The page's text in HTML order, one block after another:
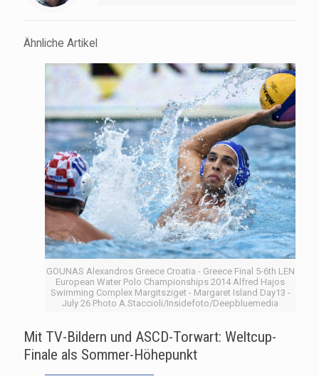
Ähnliche Artikel
GOUNAS Alexandros Greece Croatia - Greece Final 5-6th LEN
European Water Polo Championships 2014 Alfred Hajos
Swimming Complex Margitsziget - Margaret Island Day13 -
July 26 Photo A.Staccioli/Insidefoto/Deepbluemedia
Mit TV-Bildern und ASCD-Torwart: Weltcup-
Finale als Sommer-Höhepunkt